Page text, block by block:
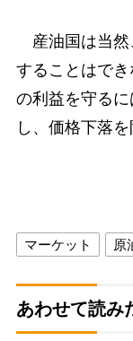
産油国は当然
することはで
の利益を守る
し、価格下落
マーケット 原
あわせて読み